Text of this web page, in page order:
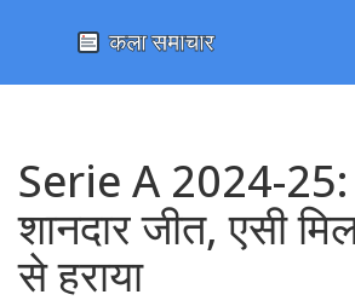
Serie A 2024-25:
शानदार जीत, एसी
से हराया